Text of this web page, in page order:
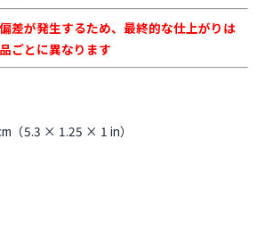
差が発生するため、最終的な仕上がりは
ごとに異なります
（5.3 × 1.25 × 1 in）